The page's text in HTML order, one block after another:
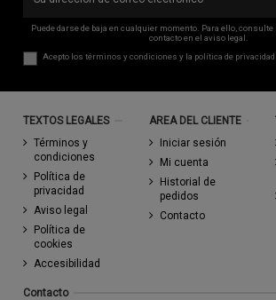
Puede darse de baja en cualquier momento. Para ello,
contacto en el aviso legal.
Acepto lostérminos y condiciones y la política de privacidad
TEXTOS LEGALES
Términos y
condiciones
Política de
privacidad
Aviso legal
Política de
cookies
Accesibilidad
AREA DEL CLIENTE
Iniciar sesión
Mi cuenta
Historial de
pedidos
Contacto
Contacto